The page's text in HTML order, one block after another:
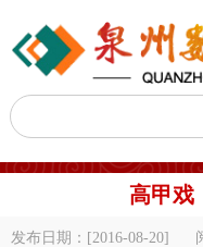
高甲戏
发布日期：[2016-08-20]